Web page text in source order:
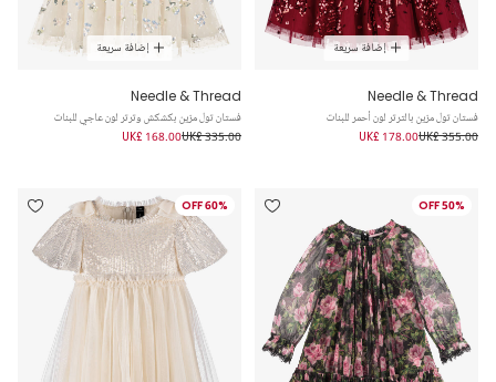
إضافة سريعة
Needle & Thread
فستان تول مزين بالترتر لون أحمر للبنات
UK£ 355.00
UK£ 178.00
إضافة سريعة
Needle & Thread
فستان تول مزين بكشكش وترتر لون عاجي للبنات
UK£ 335.00
UK£ 168.00
50% OFF
60% OFF